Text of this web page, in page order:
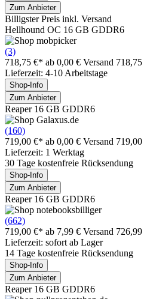
Zum Anbieter
Billigster Preis inkl. Versand
Hellhound OC 16 GB GDDR6
(3)
718,75 €* ab 0,00 € Versand
Lieferzeit: 4-10 Arbeitstage
Shop-Info
Zum Anbieter
Reaper 16 GB GDDR6
(160)
719,00 €* ab 0,00 € Versand
Lieferzeit: 1 Werktag
30 Tage kostenfreie Rücksendung
Shop-Info
Zum Anbieter
Reaper 16 GB GDDR6
(662)
719,00 €* ab 7,99 € Versand
Lieferzeit: sofort ab Lager
14 Tage kostenfreie Rücksendung
Shop-Info
Zum Anbieter
Reaper 16 GB GDDR6